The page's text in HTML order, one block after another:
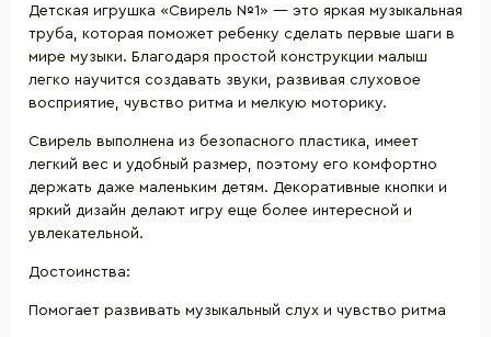
Детская игрушка «Свирель №1» — это яркая музыкальная
труба, которая поможет ребенку сделать первые шаги в
мире музыки. Благодаря простой конструкции малыш
легко научится создавать звуки, развивая слуховое
восприятие, чувство ритма и мелкую моторику.
Свирель выполнена из безопасного пластика, имеет
легкий вес и удобный размер, поэтому его комфортно
держать даже маленьким детям. Декоративные кнопки и
яркий дизайн делают игру еще более интересной и
увлекательной.
Достоинства:
Помогает развивать музыкальный слух и чувство ритма